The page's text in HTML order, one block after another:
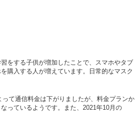
をする子供が増加したことで、スマホやタブ
購入する人が増えています。日常的なマスク
て通信料金は下がりましたが、料金プランか
っているようです。また、2021年10月の